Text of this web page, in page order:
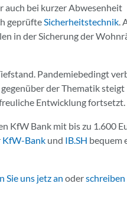
auch bei kurzer Abwesenheit
geprüfteSicherheitstechnik.
in der Sicherung der
Pandemiebedingt
der Thematik steigt
Entwicklung fortsetzt.
KfW Bank mit bis zu 1.600
KfW-Bank und IB.SH bequem
Sie uns jetz an oderschreiben